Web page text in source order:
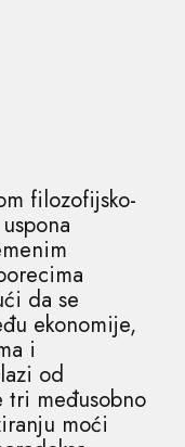
filozofijsko-
da se
ekonomije,
i
od
tri međusobno
moći